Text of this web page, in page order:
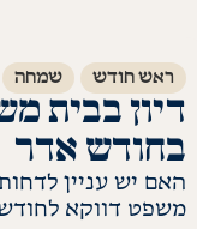
ראש חודש שמחה
דיון בבית
בחודש אדר
האם יש עניין
משפט דווקא